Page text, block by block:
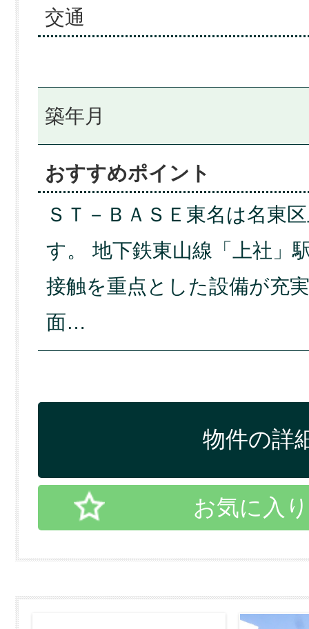
交通
築年月
おすすめポイント
ＳＴ－ＢＡＳＥ東名は名東
す。 地下鉄東山線「上社」
接触を重点とした設備が充
面…
物件の詳
お気に入